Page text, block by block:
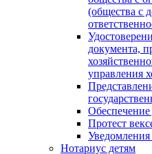
(общества с
документа,
управления
Обеспечение
Протест
Нотариус детям